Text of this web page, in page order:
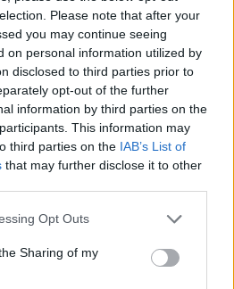
Please note that after your
you may continue seeing
on personal information utilized by
disclosed to third parties prior to
opt-out of the further
information by third parties on the
This information may
third parties on the IAB’s List of
that may further disclose it to other
Opt Outs
Sharing of my
att börja
nu?
vad som står att läsa där.
i varje fall bitvis förfasa